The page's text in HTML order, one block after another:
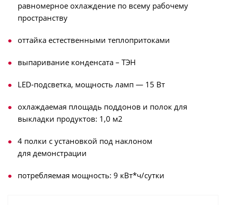
равномерное охлаждение по всему рабочему
пространству
оттайка естественными теплопритоками
выпаривание конденсата – ТЭН
LED-подсветка, мощность ламп — 15 Вт
охлаждаемая площадь поддонов и полок для
выкладки продуктов: 1,0 м2
4 полки с установкой под наклоном
для демонстрации
потребляемая мощность: 9 кВт*ч/сутки